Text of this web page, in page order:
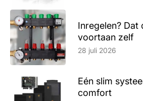
Inregelen?
voortaan zelf
Lees artikel
28 juli 2026
Eén slim
comfort
Lees artikel